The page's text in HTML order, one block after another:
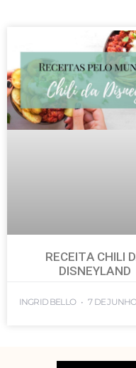
RECEITA CHILI
DISNEYLAND
INGRID BELLO 7 DE